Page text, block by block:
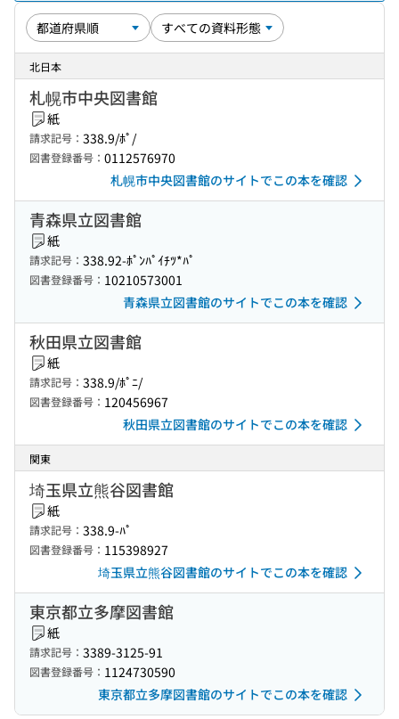
北日本
札幌市中央図書館
紙
請求記号： 338.9/ﾎﾟ/
図書登録番号： 0112576970
札幌市中央図書館のサイトでこの本を確認
青森県立図書館
紙
請求記号： 338.92-ﾎﾟﾝﾊﾟｲﾁﾂ*ﾊﾟ
図書登録番号： 10210573001
青森県立図書館のサイトでこの本を確認
秋田県立図書館
紙
請求記号： 338.9/ﾎﾟﾆ/
図書登録番号： 120456967
秋田県立図書館のサイトでこの本を確認
関東
埼玉県立熊谷図書館
紙
請求記号： 338.9-ﾊﾟ
図書登録番号： 115398927
埼玉県立熊谷図書館のサイトでこの本を確認
東京都立多摩図書館
紙
請求記号： 3389-3125-91
図書登録番号： 1124730590
東京都立多摩図書館のサイトでこの本を確認